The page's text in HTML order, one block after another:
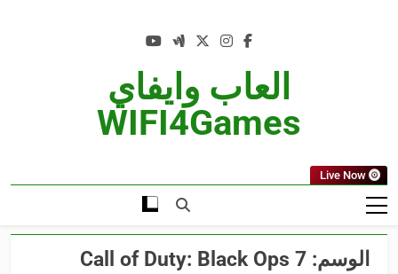
العاب وايفاي
WIFI4Games
Live Now
الوسم: Call of Duty: Black Ops 7